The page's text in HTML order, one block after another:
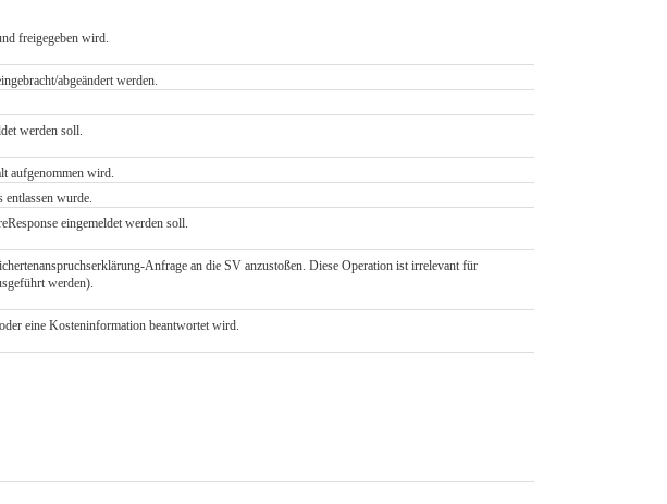
freigegeben wird.
abgeändert werden.
werden soll.
aufgenommen wird.
wurde.
eingemeldet werden soll.
Anfrage an die SV anzustoßen. Diese Operation ist irrelevant für
werden).
eine Kosteninformation beantwortet wird.